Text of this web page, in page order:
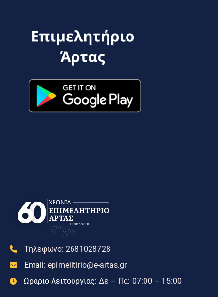
Τηλεφωνο: 2681028728
Email: epimelitirio@e-artas.gr
Ωράριο Λειτουργίας: Δε – Πα: 07:00 – 15:00